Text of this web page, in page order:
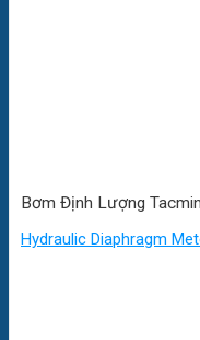
Bơm Định Lượng
Hydraulic Diaphragm